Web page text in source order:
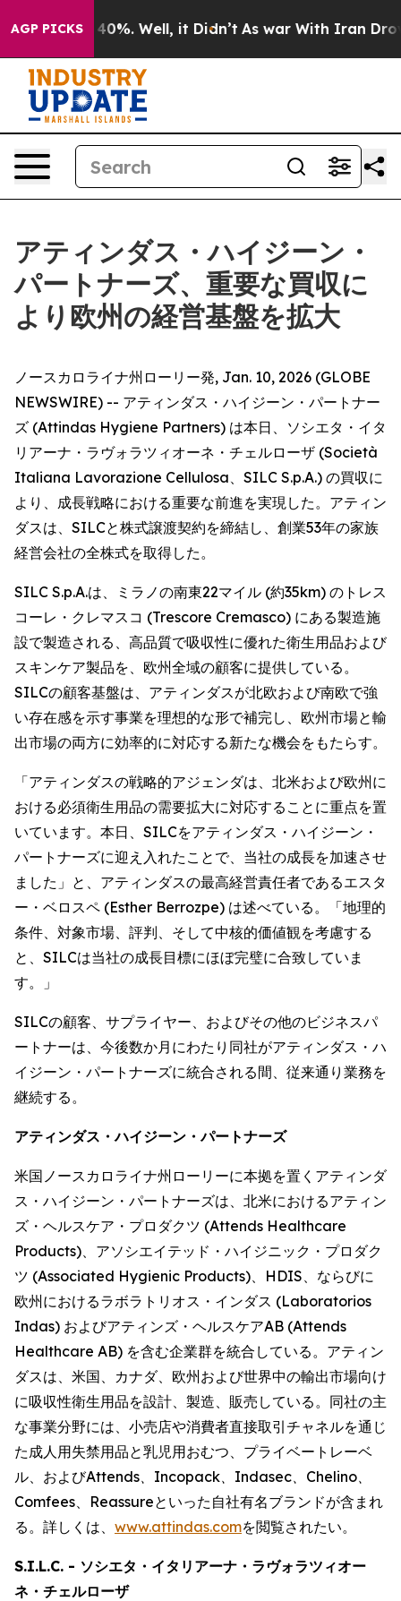
AGP PICKS40%. Well, it Didn’t As war With Iran Drove
アティンダス・ハイジーン・
パートナーズ、重要な買収に
より欧州の経営基盤を拡大
ノースカロライナ州ローリー発, Jan. 10, 2026 (GLOBE
NEWSWIRE) -- アティンダス・ハイジーン・パートナー
ズ (Attindas Hygiene Partners) は本日、ソシエタ・イタ
リアーナ・ラヴォラツィオーネ・チェルローザ (Società
Italiana Lavorazione Cellulosa、SILC S.p.A.) の買収に
より、成長戦略における重要な前進を実現した。アティン
ダスは、SILCと株式譲渡契約を締結し、創業53年の家族
経営会社の全株式を取得した。
SILC S.p.A.は、ミラノの南東22マイル (約35km) のトレス
コーレ・クレマスコ (Trescore Cremasco) にある製造施
設で製造される、高品質で吸収性に優れた衛生用品および
スキンケア製品を、欧州全域の顧客に提供している。
SILCの顧客基盤は、アティンダスが北欧および南欧で強
い存在感を示す事業を理想的な形で補完し、欧州市場と輸
出市場の両方に効率的に対応する新たな機会をもたらす。
「アティンダスの戦略的アジェンダは、北米および欧州に
おける必須衛生用品の需要拡大に対応することに重点を置
いています。本日、SILCをアティンダス・ハイジーン・
パートナーズに迎え入れたことで、当社の成長を加速させ
ました」と、アティンダスの最高経営責任者であるエスタ
ー・ベロスペ (Esther Berrozpe) は述べている。「地理的
条件、対象市場、評判、そして中核的価値観を考慮する
と、SILCは当社の成長目標にほぼ完璧に合致していま
す。」
SILCの顧客、サプライヤー、およびその他のビジネスパ
ートナーは、今後数か月にわたり同社がアティンダス・ハ
イジーン・パートナーズに統合される間、従来通り業務を
継続する。
アティンダス・ハイジーン・パートナーズ
米国ノースカロライナ州ローリーに本拠を置くアティンダ
ス・ハイジーン・パートナーズは、北米におけるアティン
ズ・ヘルスケア・プロダクツ (Attends Healthcare
Products)、アソシエイテッド・ハイジニック・プロダク
ツ (Associated Hygienic Products)、HDIS、ならびに
欧州におけるラボラトリオス・インダス (Laboratorios
Indas) およびアティンズ・ヘルスケアAB (Attends
Healthcare AB) を含む企業群を統合している。アティン
ダスは、米国、カナダ、欧州および世界中の輸出市場向け
に吸収性衛生用品を設計、製造、販売している。同社の主
な事業分野には、小売店や消費者直接取引チャネルを通じ
た成人用失禁用品と乳児用おむつ、プライベートレーベ
ル、およびAttends、Incopack、Indasec、Chelino、
Comfees、 Reassureといった自社有名ブランドが含まれ
る。詳しくは、 www.attindas.comを閲覧されたい。
S.I.L.C. - ソシエタ・イタリアーナ・ラヴォラツィオー
ネ・チェルローザ